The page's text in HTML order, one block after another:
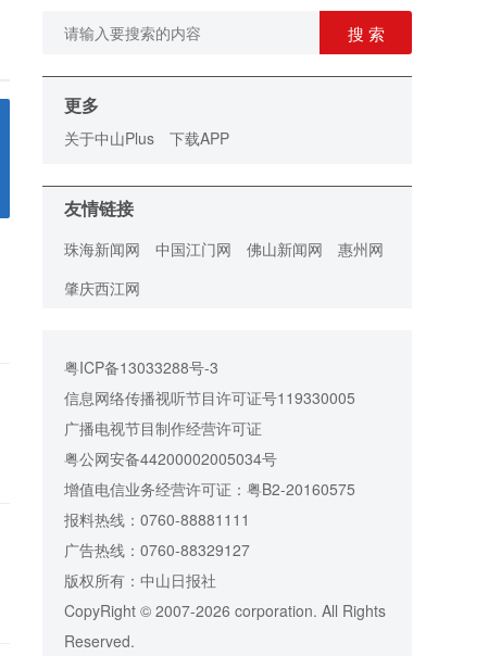
搜 索
更多
关于中山Plus 下载APP
友情链接
珠海新闻网 中国江门网 佛山新闻网
惠州网
肇庆西江网
粤ICP备13033288号-3
信息网络传播视听节目许可证号119330005
广播电视节目制作经营许可证
粤公网安备44200002005034号
增值电信业务经营许可证：粤B2-20160575
报料热线：0760-88881111
广告热线：0760-88329127
版权所有：中山日报社
CopyRight © 2007-2026 corporation. All Rights
Reserved.